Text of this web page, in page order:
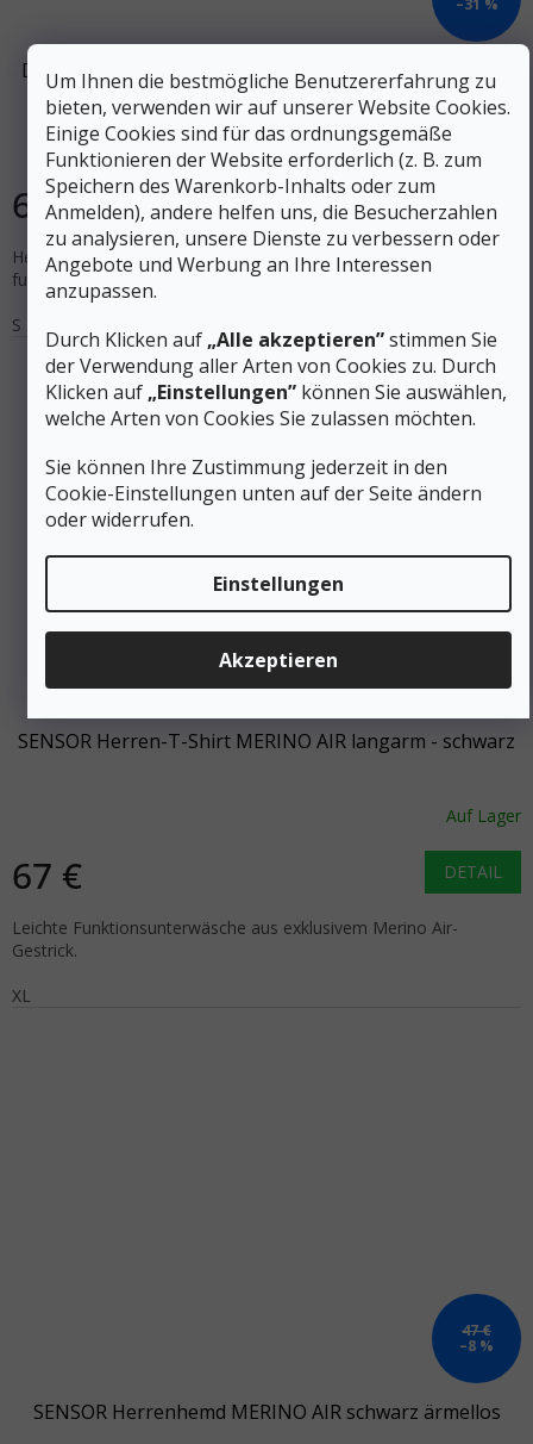
Um Ihnen die bestmögliche Benutzererfahrung zu
bieten, verwenden wir auf unserer Website Cookies.
Einige Cookies sind für das ordnungsgemäße
Funktionieren der Website erforderlich (z. B. zum
Speichern des Warenkorb-Inhalts oder zum
Anmelden), andere helfen uns, die Besucherzahlen
zu analysieren, unsere Dienste zu verbessern oder
Angebote und Werbung an Ihre Interessen
anzupassen.
Durch Klicken auf „Alle akzeptieren”stimmen Sie
der Verwendung aller Arten von Cookies zu. Durch
Klicken auf „Einstellungen” können Sie auswählen,
welche Arten von Cookies Sie zulassen möchten.
Sie können Ihre Zustimmung jederzeit in den
Cookie-Einstellungen unten auf der Seite ändern
oder widerrufen.
Einstellungen
Akzeptieren
–31 %
DEVOLD Men's DUO ACTIVE MERINO 205 LONGS MAN
schwarz - schwarz
Auf Lager
60 € DETAIL
Herren Duo Active Merino 205 Longs mit hervorragenden
funktionellen Eigenschaften von der norwegischen Firma Devold.
S
SENSOR Herren-T-Shirt MERINO AIR langarm - schwarz
Auf Lager
67 € DETAIL
Leichte Funktionsunterwäsche aus exklusivem Merino Air-
Gestrick.
XL
47 €
–8 %
SENSOR Herrenhemd MERINO AIR schwarz ärmellos